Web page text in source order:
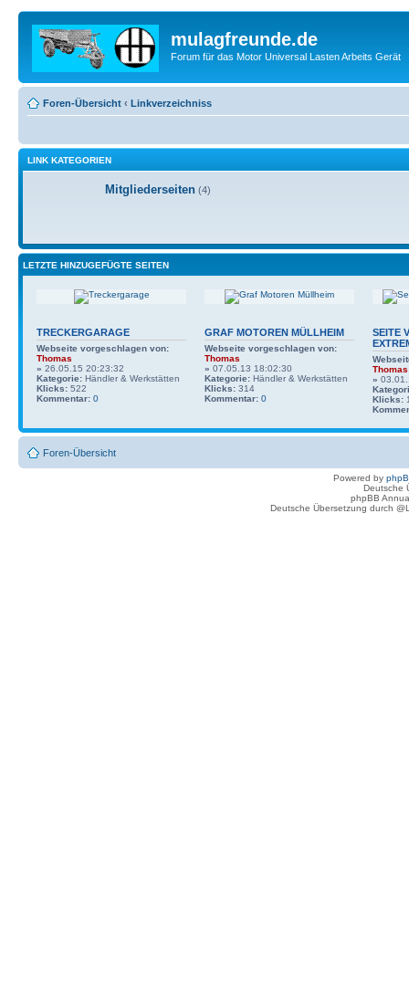
mulagfreunde.de
Forum für das Motor Universal Lasten Arbeits Gerät
Foren-Übersicht ‹ Linkverzeichniss
LINK KATEGORIEN
Mitgliederseiten (4)
LETZTE HINZUGEFÜGTE SEITEN
TRECKERGARAGE
Webseite vorgeschlagen von:
Thomas
» 26.05.15 20:23:32
Kategorie: Händler & Werkstätten
Klicks: 522
Kommentar: 0
GRAF MOTOREN MÜLLHEIM
Webseite vorgeschlagen von:
Thomas
» 07.05.13 18:02:30
Kategorie: Händler & Werkstätten
Klicks: 314
Kommentar: 0
SEITE
Thomas
»
Klicks:
Foren-Übersicht
Powered by
Deutsche
phpBB
Deutsche Übersetzung durch